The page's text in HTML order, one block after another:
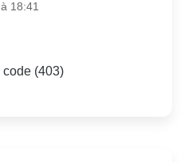
18:41
code (403)